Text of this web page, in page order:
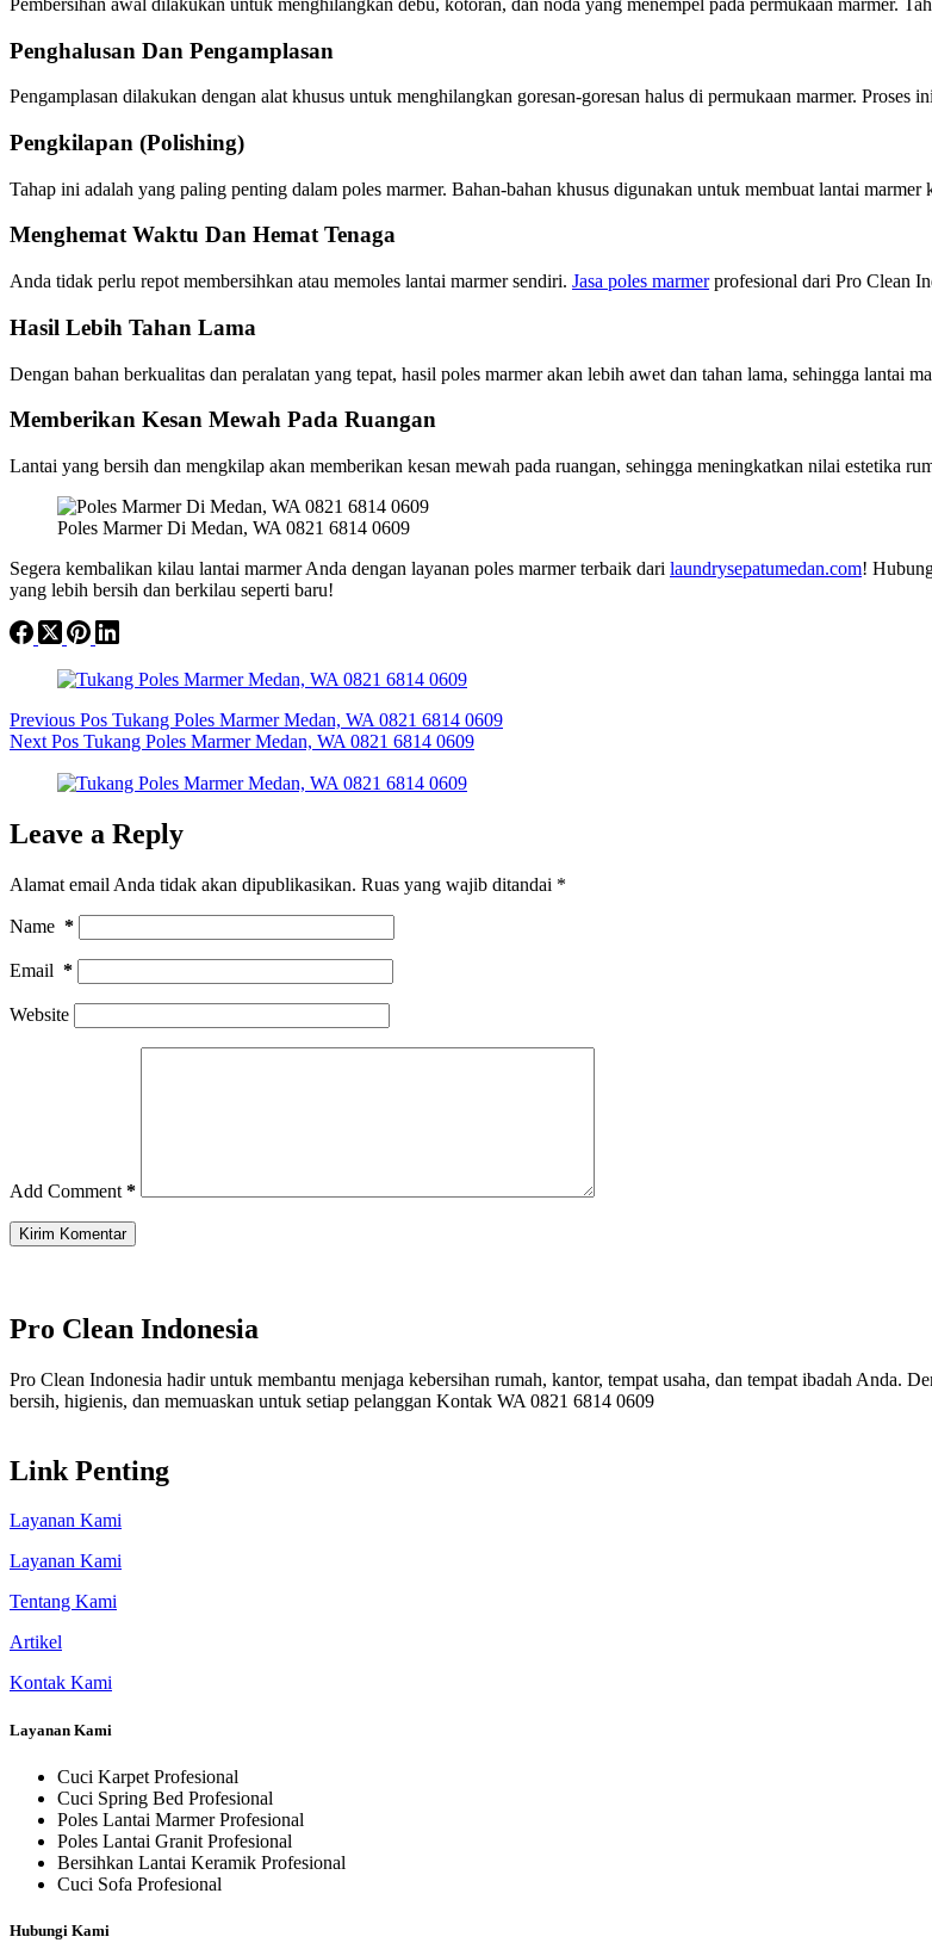
Penghalusan Dan Pengamplasan
Pengamplasan dilakukan dengan alat khusus untuk menghilangkan goresan-goresan halus di permukaan marmer. Proses
Pengkilapan (Polishing)
Tahap ini adalah yang paling penting dalam poles marmer. Bahan-bahan khusus digunakan untuk membuat lantai
Menghemat Waktu Dan Hemat Tenaga
Anda tidak perlu repot membersihkan atau memoles lantai marmer sendiri. Jasa poles marmerprofesional dari Pro Clean
Hasil Lebih Tahan Lama
Dengan bahan berkualitas dan peralatan yang tepat, hasil poles marmer akan lebih awet dan tahan lama, sehingga lantai
Memberikan Kesan Mewah Pada Ruangan
Lantai yang bersih dan mengkilap akan memberikan kesan mewah pada ruangan, sehingga meningkatkan nilai estetika
Poles Marmer Di Medan, WA 0821 6814 0609
Segera kembalikan kilau lantai marmer Anda dengan layanan poles marmer terbaik dari laundrysepatumedan.com!
yang lebih bersih dan berkilau seperti baru!
Previous Pos Tukang Poles Marmer Medan, WA 0821 6814 0609
Next Pos Tukang Poles Marmer Medan, WA 0821 6814 0609
Leave a Reply
Alamat email Anda tidak akan dipublikasikan. Ruas yang wajib ditandai *
Name *
Email *
Website
Add Comment *
Kirim Komentar
Pro Clean Indonesia
Pro Clean Indonesia hadir untuk membantu menjaga kebersihan rumah, kantor, tempat usaha, dan tempat ibadah Anda.
bersih, higienis, dan memuaskan untuk setiap pelanggan Kontak WA 0821 6814 0609
Link Penting
Layanan Kami
Layanan Kami
Tentang Kami
Artikel
Kontak Kami
Layanan Kami
Cuci Karpet Profesional
Cuci Spring Bed Profesional
Poles Lantai Marmer Profesional
Poles Lantai Granit Profesional
Bersihkan Lantai Keramik Profesional
Cuci Sofa Profesional
Hubungi Kami